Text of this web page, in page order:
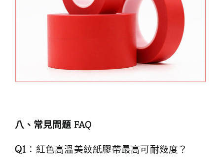
八、常見問題 FAQ
Q1：紅色高溫美紋紙膠帶最高可耐幾度？